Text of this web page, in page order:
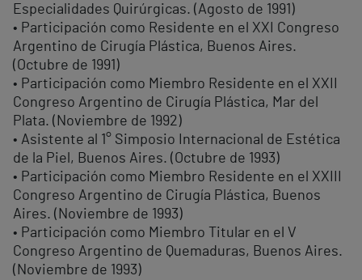
Especialidades Quirúrgicas. (Agosto de 1991)
• Participación como Residente en el XXI Congreso
Argentino de Cirugía Plástica, Buenos Aires.
(Octubre de 1991)
• Participación como Miembro Residente en el XXII
Congreso Argentino de Cirugía Plástica, Mar del
Plata. (Noviembre de 1992)
• Asistente al 1° Simposio Internacional de Estética
de la Piel, Buenos Aires. (Octubre de 1993)
• Participación como Miembro Residente en el XXIII
Congreso Argentino de Cirugía Plástica, Buenos
Aires. (Noviembre de 1993)
• Participación como Miembro Titular en el V
Congreso Argentino de Quemaduras, Buenos Aires.
(Noviembre de 1993)